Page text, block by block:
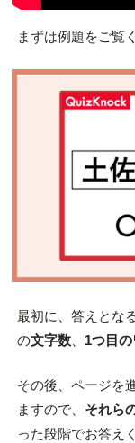
まずは例題をご覧
最初に、答えとな
の文字数、 1つ目
その後、ページを
ますので、 それら
った段階でお答え